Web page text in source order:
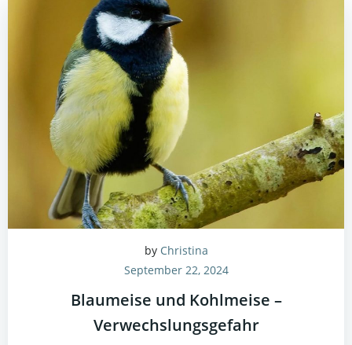
by Christina
September 22, 2024
Blaumeise und Kohlmeise –
Verwechslungsgefahr